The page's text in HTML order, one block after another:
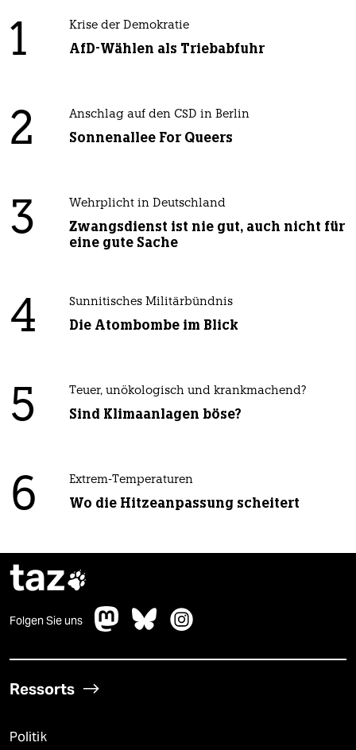
1 Krise der Demokratie
AfD-Wählen als Triebabfuhr
2 Anschlag auf den CSD in Berlin
Sonnenallee For Queers
3 Wehrplicht in Deutschland
Zwangsdienst ist nie gut, auch nicht für
eine gute Sache
4 Sunnitisches Militärbündnis
Die Atombombe im Blick
5 Teuer, unökologisch und krankmachend?
Sind Klimaanlagen böse?
6 Extrem-Temperaturen
Wo die Hitzeanpassung scheitert
taz
Folgen Sie uns
Ressorts
Politik